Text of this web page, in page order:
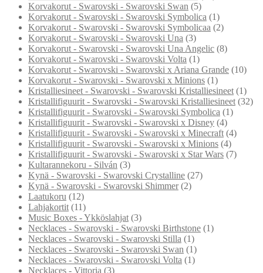
Korvakorut - Swarovski - Swarovski Swan (5)
Korvakorut - Swarovski - Swarovski Symbolica (1)
Korvakorut - Swarovski - Swarovski Symbolicaa (2)
Korvakorut - Swarovski - Swarovski Una (3)
Korvakorut - Swarovski - Swarovski Una Angelic (8)
Korvakorut - Swarovski - Swarovski Volta (1)
Korvakorut - Swarovski - Swarovski x Ariana Grande (10)
Korvakorut - Swarovski - Swarovski x Minions (1)
Kristalliesineet - Swarovski - Swarovski Kristalliesineet (1)
Kristallifiguurit - Swarovski - Swarovski Kristalliesineet (32)
Kristallifiguurit - Swarovski - Swarovski Symbolica (1)
Kristallifiguurit - Swarovski - Swarovski x Disney (4)
Kristallifiguurit - Swarovski - Swarovski x Minecraft (4)
Kristallifiguurit - Swarovski - Swarovski x Minions (4)
Kristallifiguurit - Swarovski - Swarovski x Star Wars (7)
Kultarannekoru - Silván (3)
Kynä - Swarovski - Swarovski Crystalline (27)
Kynä - Swarovski - Swarovski Shimmer (2)
Laatukoru (12)
Lahjakortit (11)
Music Boxes - Ykköslahjat (3)
Necklaces - Swarovski - Swarovski Birthstone (1)
Necklaces - Swarovski - Swarovski Stilla (1)
Necklaces - Swarovski - Swarovski Swan (1)
Necklaces - Swarovski - Swarovski Volta (1)
Necklaces - Vittoria (3)